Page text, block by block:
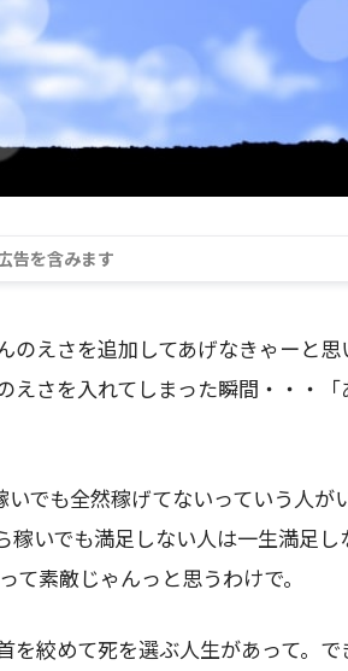
告を含みます
えさを追加してあげなきゃーと思
さを入れてしまった瞬間・・・
でも全然稼げてないっていう人が
いでも満足しない人は一生満足し
素敵じゃんっと思うわけで。
を絞めて死を選ぶ人生があって。